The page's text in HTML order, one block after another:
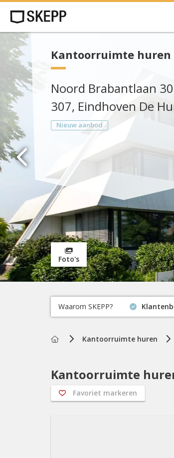
Kantoorruimte huren
Noord Brabantlaan
307, Eindhoven De
Nieuw aanbod
Foto's
Waarom SKEPP?
Home
Kantoorruimte huren
Kantoorruimte
Favoriet markeren